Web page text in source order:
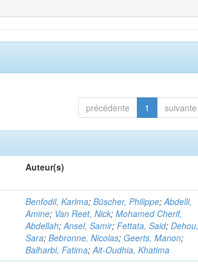
précédente 1 suivante
Auteur(s)
Benfodil, Karima;Büscher, Philippe;Abdelli,
Amine; Van Reet, Nick;Mohamed Cherif,
Abdellah;Ansel, Samir;Fettata, Said;Dehou,
Sara;Bebronne, Nicolas; Geerts, Manon;
Balharbi, Fatima;Ait-Oudhia, Khatima